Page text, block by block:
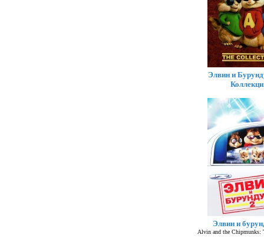
Элвин и
Элвин и
Alvin and the Chipmunks: